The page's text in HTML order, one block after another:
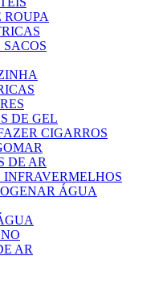
ROUPA
DE GEL
CIGARROS
DE AR
INFRAVERMELHOS
ÁGUA
AR